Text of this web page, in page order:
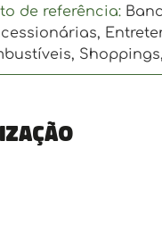
de referência: